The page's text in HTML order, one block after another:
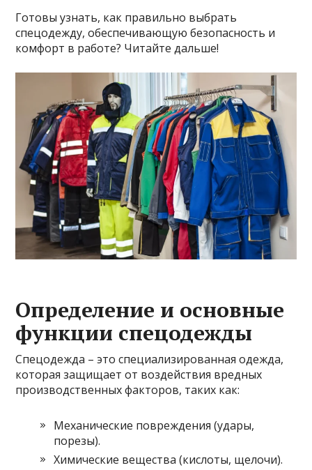
Готовы узнать, как правильно выбрать
спецодежду, обеспечивающую безопасность и
комфорт в работе? Читайте дальше!
Определение и основные
функции спецодежды
Спецодежда – это специализированная одежда,
которая защищает от воздействия вредных
производственных факторов, таких как:
Механические повреждения (удары,
порезы).
Химические вещества (кислоты, щелочи).